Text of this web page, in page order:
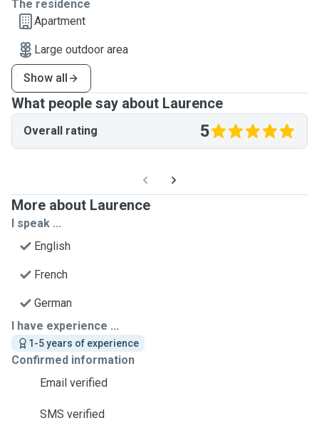
The residence
Apartment
Large outdoor area
Show all
What people say about Laurence
Overall rating 5
More about Laurence
I speak ...
English
French
German
I have experience ...
1-5 years of experience
Confirmed information
Email verified
SMS verified